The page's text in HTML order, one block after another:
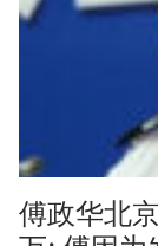
傅政华北